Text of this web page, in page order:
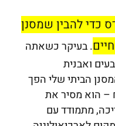
כדי להבין שמסנן
. בעיקר כשאתה
ואבנית
הביתי שלי הפך
– הוא מסיר את
מתמודד עם